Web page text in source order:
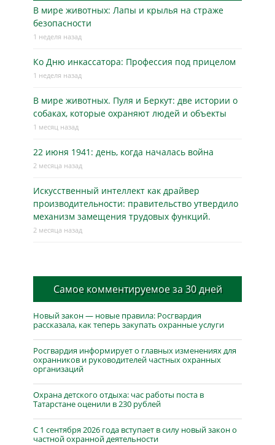
В мире животных: Лапы и крылья на страже
безопасности
1 неделя назад
Ко Дню инкассатора: Профессия под прицелом
1 неделя назад
В мире животных. Пуля и Беркут: две истории о
собаках, которые охраняют людей и объекты
1 месяц назад
22 июня 1941: день, когда началась война
2 месяца назад
Искусственный интеллект как драйвер
производительности: правительство утвердило
механизм замещения трудовых функций.
2 месяца назад
Самое комментируемое за 30 дней
Новый закон — новые правила: Росгвардия
рассказала, как теперь закупать охранные услуги
Росгвардия информирует о главных изменениях для
охранников и руководителей частных охранных
организаций
Охрана детского отдыха: час работы поста в
Татарстане оценили в 230 рублей
С 1 сентября 2026 года вступает в силу новый закон о
частной охранной деятельности